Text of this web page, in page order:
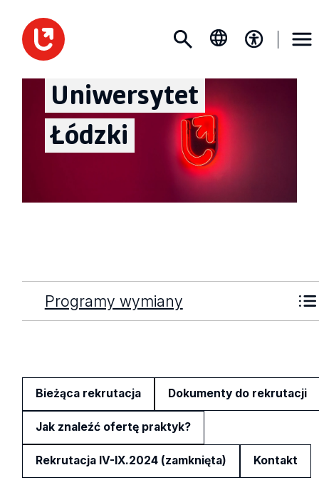
Uniwersytet
Łódzki
Programy wymiany
Bieżąca rekrutacja Dokumenty do rekrutacji
Jak znaleźć ofertę praktyk?
Rekrutacja IV-IX.2024 (zamknięta) Kontakt